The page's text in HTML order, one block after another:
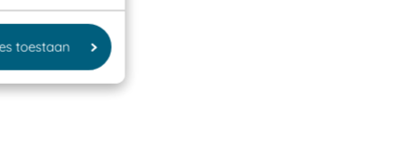
toestaan